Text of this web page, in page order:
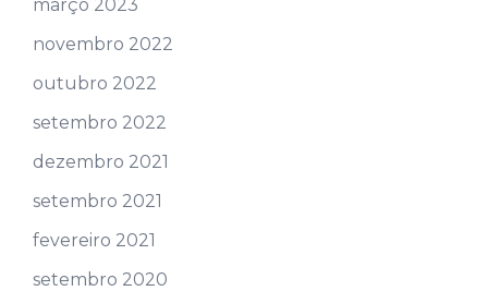
março 2023
novembro 2022
outubro 2022
setembro 2022
dezembro 2021
setembro 2021
fevereiro 2021
setembro 2020